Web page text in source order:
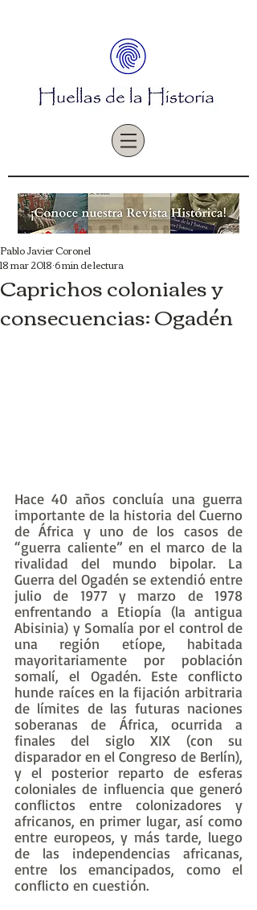
Caprichos coloniales y
consecuencias: Ogadén
Pablo Javier Coronel
18 mar 20186 min de lectura
Hace 40 años concluía una guerra
importante de la historia del Cuerno
de África y uno de los casos de
“guerra caliente” en el marco de la
rivalidad del mundo bipolar. La
Guerra del Ogadén se extendió entre
julio de 1977 y marzo de 1978
enfrentando a Etiopía (la antigua
Abisinia) y Somalía por el control de
una región etíope, habitada
mayoritariamente por población
somalí, el Ogadén. Este conflicto
hunde raíces en la fijación arbitraria
de límites de las futuras naciones
soberanas de África, ocurrida a
finales del siglo XIX (con su
disparador en el Congreso de Berlín),
y el posterior reparto de esferas
coloniales de influencia que generó
conflictos entre colonizadores y
africanos, en primer lugar, así como
entre europeos, y más tarde, luego
de las independencias africanas,
entre los emancipados, como el
conflicto en cuestión.